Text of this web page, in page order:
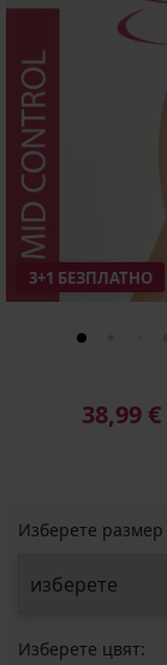
3+1 БЕЗПЛАТНО
38,99 €
Изберете размер
Изберете цвят: